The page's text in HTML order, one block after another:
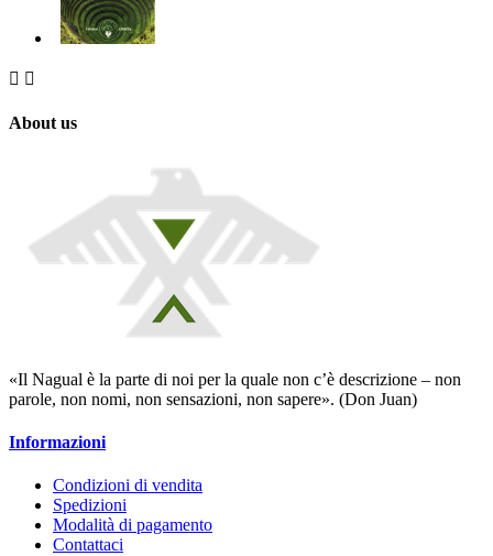
 
About us
«Il Nagual è la parte di noi per la quale non c’è descrizione – non
parole, non nomi, non sensazioni, non sapere». (Don Juan)
Informazioni
Condizioni di vendita
Spedizioni
Modalità di pagamento
Contattaci